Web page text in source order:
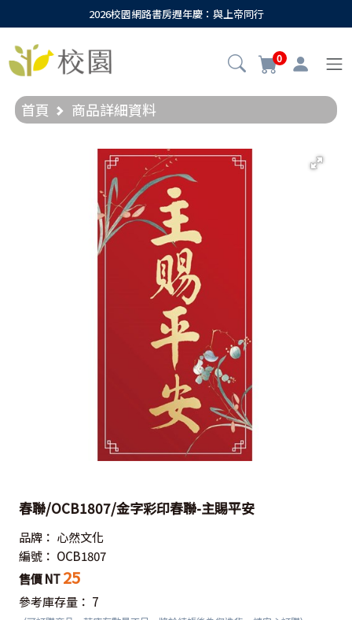
2026校園網路書房週年慶：與上帝同行
0
首頁 商品詳細資料
春聯/OCB1807/金字彩印春聯-主賜平安
品牌： 心然文化
編號： OCB1807
售價 NT 25
參考庫存量： 7